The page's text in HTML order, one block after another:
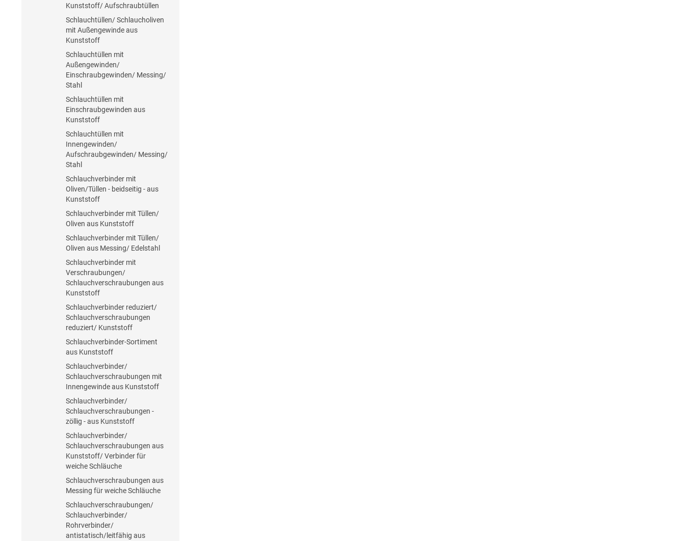
Kunststoff/ Aufschraubtüllen
Schlauchtüllen/ Schlaucholiven
mit Außengewinde aus
Kunststoff
Schlauchtüllen mit
Außengewinden/
Einschraubgewinden/ Messing/
Stahl
Schlauchtüllen mit
Einschraubgewinden aus
Kunststoff
Schlauchtüllen mit
Innengewinden/
Aufschraubgewinden/ Messing/
Stahl
Schlauchverbinder mit
Oliven/Tüllen - beidseitig - aus
Kunststoff
Schlauchverbinder mit Tüllen/
Oliven aus Kunststoff
Schlauchverbinder mit Tüllen/
Oliven aus Messing/ Edelstahl
Schlauchverbinder mit
Verschraubungen/
Schlauchverschraubungen aus
Kunststoff
Schlauchverbinder reduziert/
Schlauchverschraubungen
reduziert/ Kunststoff
Schlauchverbinder-Sortiment
aus Kunststoff
Schlauchverbinder/
Schlauchverschraubungen mit
Innengewinde aus Kunststoff
Schlauchverbinder/
Schlauchverschraubungen -
zöllig - aus Kunststoff
Schlauchverbinder/
Schlauchverschraubungen aus
Kunststoff/ Verbinder für
weiche Schläuche
Schlauchverschraubungen aus
Messing für weiche Schläuche
Schlauchverschraubungen/
Schlauchverbinder/
Rohrverbinder/
antistatisch/leitfähig aus